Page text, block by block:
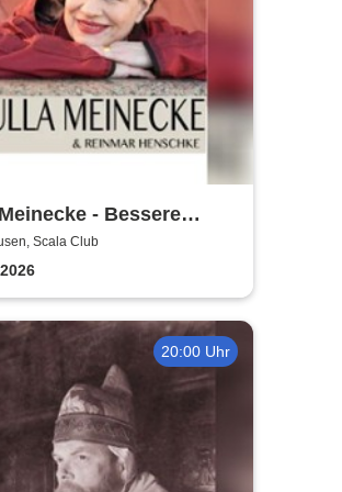
- Bessere
Tour
Scala Club
20:00 Uhr